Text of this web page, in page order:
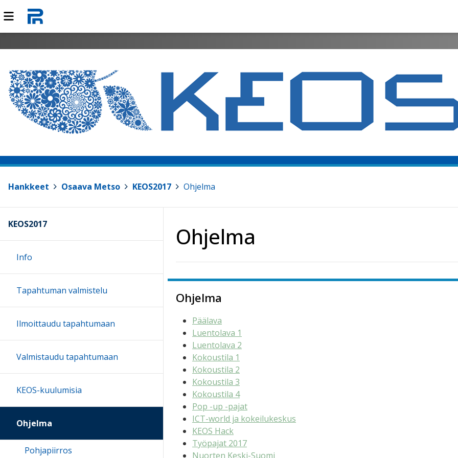
Hankkeet Osaava Metso KEOS2017 Ohjelma
Ohjelma
Ohjelma
Päälava
Luentolava 1
Luentolava 2
Kokoustila 1
Kokoustila 2
Kokoustila 3
Kokoustila 4
Pop -up -pajat
ICT-world ja kokeilukeskus
KEOS Hack
Työpajat 2017
Nuorten Keski-Suomi
KEOS2017
Info
Tapahtuman valmistelu
Ilmoittaudu tapahtumaan
Valmistaudu tapahtumaan
KEOS-kuulumisia
Ohjelma
Pohjapiirros